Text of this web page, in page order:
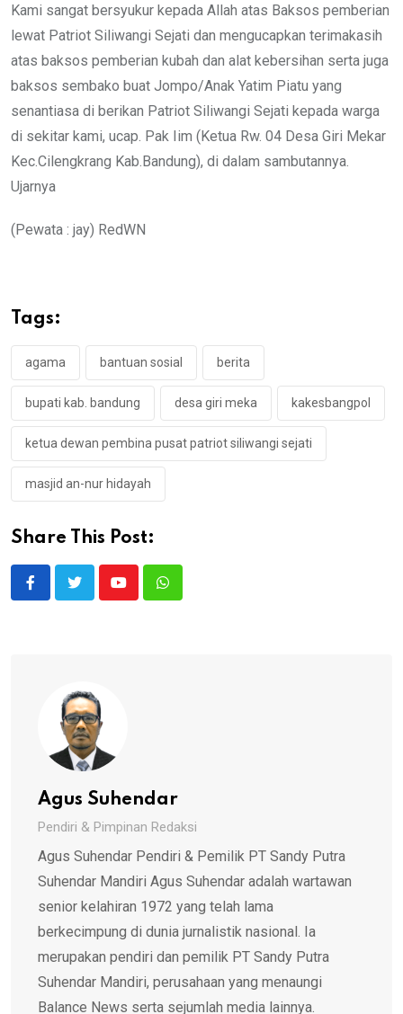
Kami sangat bersyukur kepada Allah atas Baksos pemberian
lewat Patriot Siliwangi Sejati dan mengucapkan terimakasih
atas baksos pemberian kubah dan alat kebersihan serta juga
baksos sembako buat Jompo/Anak Yatim Piatu yang
senantiasa di berikan Patriot Siliwangi Sejati kepada warga
di sekitar kami, ucap. Pak Iim (Ketua Rw. 04 Desa Giri Mekar
Kec.Cilengkrang Kab.Bandung), di dalam sambutannya.
Ujarnya
(Pewata : jay) RedWN
Tags:
agama bantuan sosial berita
bupati kab. bandung desa giri meka kakesbangpol
ketua dewan pembina pusat patriot siliwangi sejati
masjid an-nur hidayah
Share This Post:
YoutubeWhatsapp
Agus Suhendar
Pendiri & Pimpinan Redaksi
Agus Suhendar Pendiri & Pemilik PT Sandy Putra
Suhendar Mandiri Agus Suhendar adalah wartawan
senior kelahiran 1972 yang telah lama
berkecimpung di dunia jurnalistik nasional. Ia
merupakan pendiri dan pemilik PT Sandy Putra
Suhendar Mandiri, perusahaan yang menaungi
Balance News serta sejumlah media lainnya.